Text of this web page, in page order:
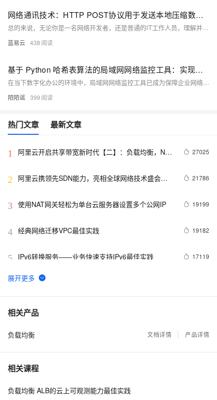
网络通讯技术：HTTP POST协议用于发送本地压缩数据到服务器的方案。
总的来说，无论你是一名网络开发者，还是普通的IT工作人员，理解并掌握POST方法的运用是非常有价值的。它就像一艘快速，稳定，安全的大船，始终为我们在网络海洋中的冒险提供了可靠的支持。
蓝易云 438
基于 Python 哈希表算法的局域网网络监控工具：实现高效数据管理的核心技术
在当下数字化办公的环境中，局域网网络监控工具已成为保障企业网络安全、确保其高效运行的核心手段。此类工具通过对网络数据的收集、分析与管理，赋予企业实时洞察网络活动的能力。而在其运行机制背后，数据结构与算法发挥着关键作用。本文聚焦于 PHP 语言中的哈希表算法，深入探究其在局域网网络监控工具中的应用方式及所具备的优势。
陌陌谣 399
热门文章 最新文章
1
阿里云开启共享带宽新时代【二】：负载均衡，NAT
27025
2
阿里云携领先SDN能力，亮相全球网络技术盛会
21786
3 使用NAT网关轻松为单台云服务器设置多个公网IP 19199
4 经典网络迁移VPC最佳实践 19182
5 IPv6转换服务——业务快速支持IPv6最佳实践 17119
6 VPC实例公网IP转弹性公网IP功能
7 详解SLB、EIP、NAT网关之间区别， 合理选择云上
8 VPC最佳实践（一）：网络规划篇 14826
9
10阿里云发布固定公网IP升级为弹性公网IP功能
相关产品
负载均衡 文档详情 产品详情
相关课程
负载均衡 ALB的云上可观测能力最佳实践